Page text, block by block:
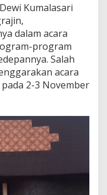
Kumalasari
dalam acara
program
Salah
acara
2-3 November